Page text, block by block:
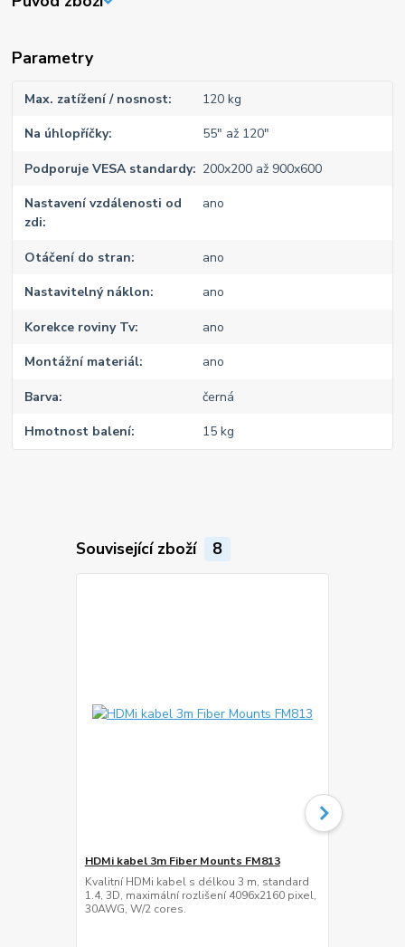
Parametry
Max. zatížení / nosnost 120 kg
Na úhlopříčky 55" až 120"
Podporuje VESA standardy 200x200 až 900x600
Nastavení vzdálenosti od
zdi
ano
Otáčení do stran ano
Nastavitelný náklon ano
Korekce roviny Tv ano
Montážní materiál ano
Barva černá
Hmotnost balení 15 kg
Související zboží 8
HDMi kabel 3m Fiber Mounts FM813
Kvalitní HDMi kabel s délkou 3 m, standard
1.4, 3D, maximální rozlišení 4096x2160 pixel,
30AWG, W/2 cores.